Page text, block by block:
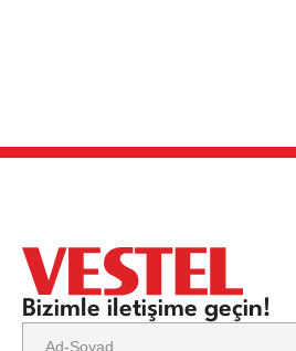
Bizimle iletişime geçin!